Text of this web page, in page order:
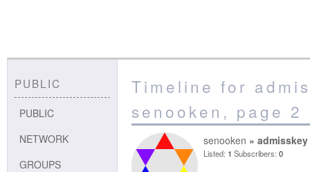
PUBLIC
PUBLIC
NETWORK
GROUPS
Timeline for
senooken, page 2
senooken admisskey
Listed 1 Subscribers 0